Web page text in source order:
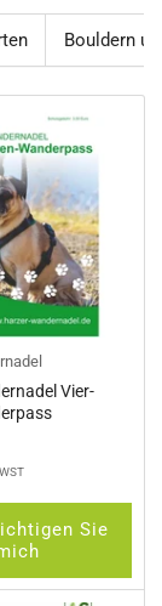
Bouldern
Vier-
Sie